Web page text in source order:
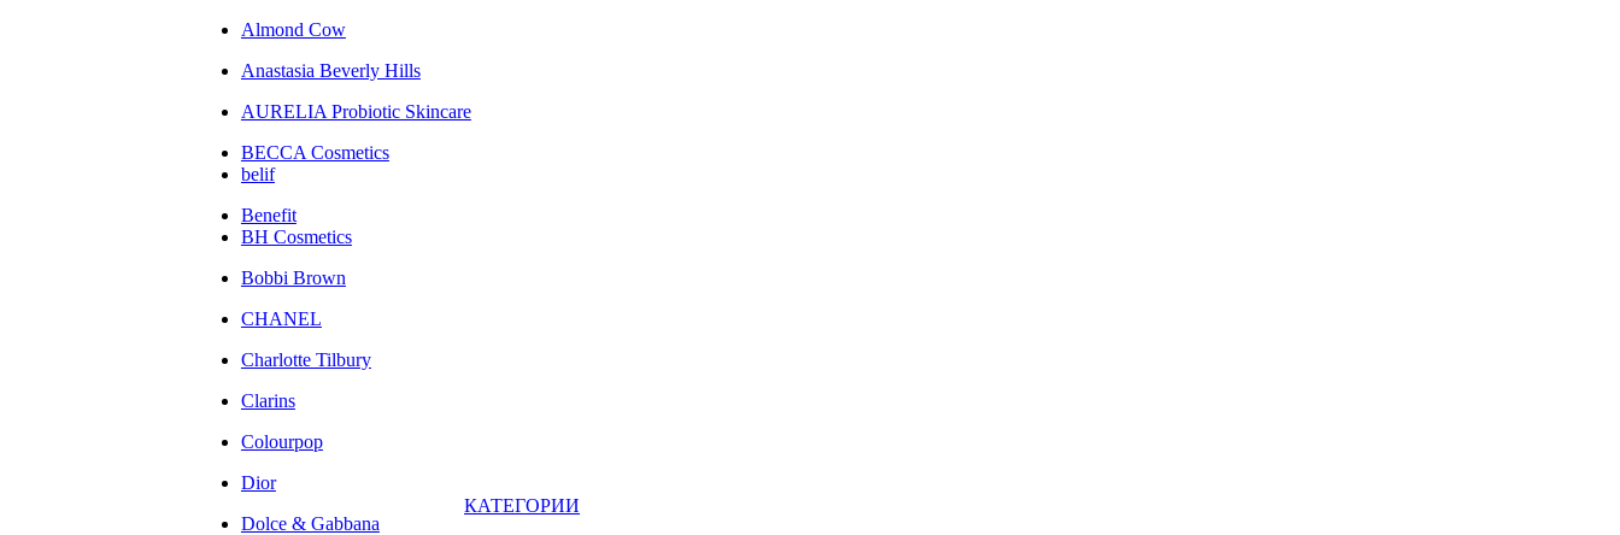
Almond Cow
Anastasia Beverly Hills
AURELIA Probiotic Skincare
BECCA Cosmetics
belif
Benefit
BH Cosmetics
Bobbi Brown
CHANEL
Charlotte Tilbury
Clarins
Colourpop
Dior
Dolce & Gabbana
КАТЕГОРИИ